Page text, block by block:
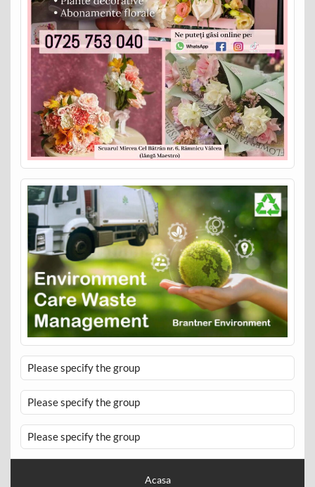
Please specify the group
Please specify the group
Please specify the group
Acasa